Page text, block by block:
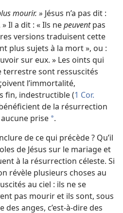
mourir. » Jésus n’a pas dit :
Il a dit : « Ils nepeuventpas
versions traduisent cette
plus sujets à la mort », ou :
sur eux. » Les oints qui
terrestre sont ressuscités
l’immortalité,
fin, indestructible (1 Cor.
de la résurrection
prise *.
de ce qui précède ? Qu’il
de Jésus sur le mariage et
à la résurrection céleste. Si
révèle plusieurs choses au
au ciel : ils ne se
pas mourir et ils sont, sous
anges, c’est-à-dire des